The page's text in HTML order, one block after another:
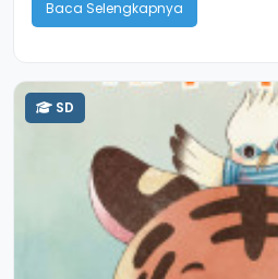
Baca Selengkapnya
SD